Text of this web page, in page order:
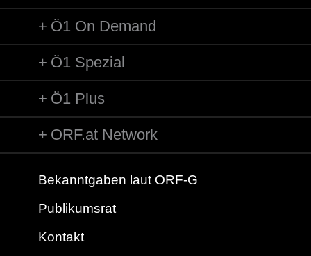
Ö1 On Demand
Ö1 Spezial
Ö1 Plus
ORF.at Network
Bekanntgaben laut ORF-G
Publikumsrat
Kontakt